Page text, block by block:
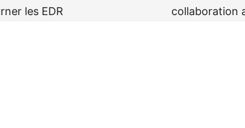
les EDR
collaboration